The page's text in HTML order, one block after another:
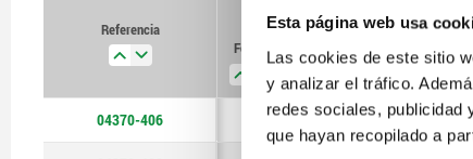
Esta página web usa
Las cookies de este sitio
y analizar el tráfico.
redes sociales, publicidad
que hayan recopilado a
Referencia
Forma
04370-406 9 16 7